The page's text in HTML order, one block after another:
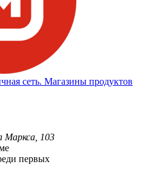
сеть. Магазины продуктов
Маркса, 103
первых